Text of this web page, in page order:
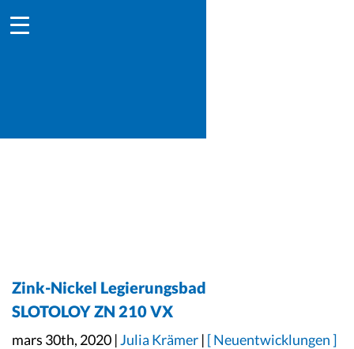
Zink-Nickel Legierungsbad
SLOTOLOY ZN 210 VX
mars 30th, 2020 |Julia Krämer | [ Neuentwicklungen ]